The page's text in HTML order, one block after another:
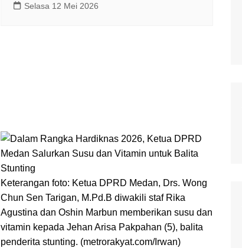
Selasa 12 Mei 2026
Keterangan foto: Ketua DPRD Medan, Drs. Wong
Chun Sen Tarigan, M.Pd.B diwakili staf Rika
Agustina dan Oshin Marbun memberikan susu dan
vitamin kepada Jehan Arisa Pakpahan (5), balita
penderita stunting. (metrorakyat.com/Irwan)